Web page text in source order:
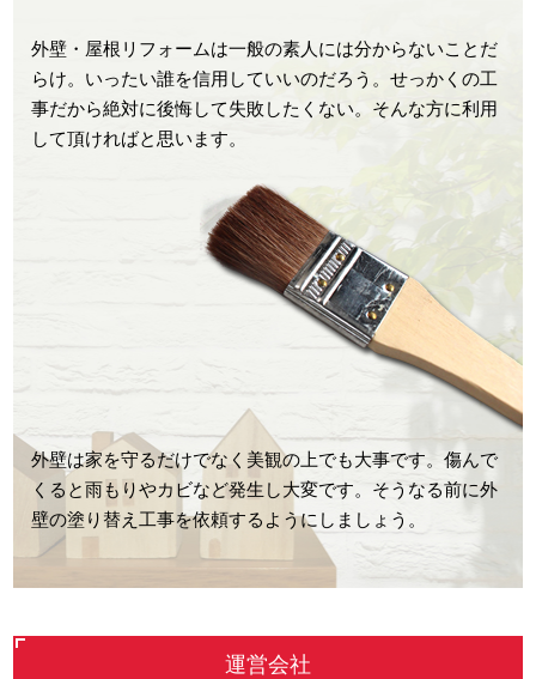
外壁・屋根リフォームは一般の素人には分からないことだ
らけ。いったい誰を信用していいのだろう。せっかくの工
事だから絶対に後悔して失敗したくない。そんな方に利用
して頂ければと思います。
外壁は家を守るだけでなく美観の上でも大事です。傷んで
くると雨もりやカビなど発生し大変です。そうなる前に外
壁の塗り替え工事を依頼するようにしましょう。
運営会社